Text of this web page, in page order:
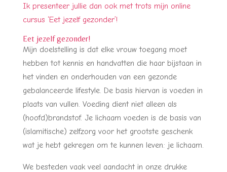
Ik presenteer jullie dan ook met trots mijn online
cursus ‘Eet jezelf gezonder’!
Eet jezelf gezonder!
Mijn doelstelling is dat elke vrouw toegang moet
hebben tot kennis en handvatten die haar bijstaan in
het vinden en onderhouden van een gezonde
gebalanceerde lifestyle. De basis hiervan is voeden in
plaats van vullen. Voeding dient niet alleen als
(hoofd)brandstof. Je lichaam voeden is de basis van
(islamitische) zelfzorg voor het grootste geschenk
wat je hebt gekregen om te kunnen leven: je lichaam.
We besteden vaak veel aandacht in onze drukke